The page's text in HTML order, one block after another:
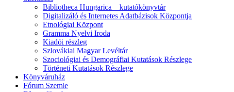
Bibliotheca Hungarica – kutatókönyvtár
Digitalizáló és Internetes Adatbázisok Központja
Etnológiai Központ
Gramma Nyelvi Iroda
Kiadói részleg
Szlovákiai Magyar Levéltár
Szociológiai és Demográfiai Kutatások Részlege
Történeti Kutatások Részlege
Könyváruház
Fórum Szemle